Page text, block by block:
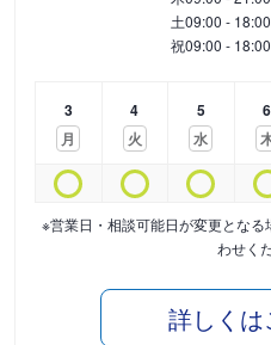
土09:00 - 18:00
祝09:00 - 18:00
3
月
4
火
5
水
6
※営業日・相談可能日が変更とな
わせく
詳しくは